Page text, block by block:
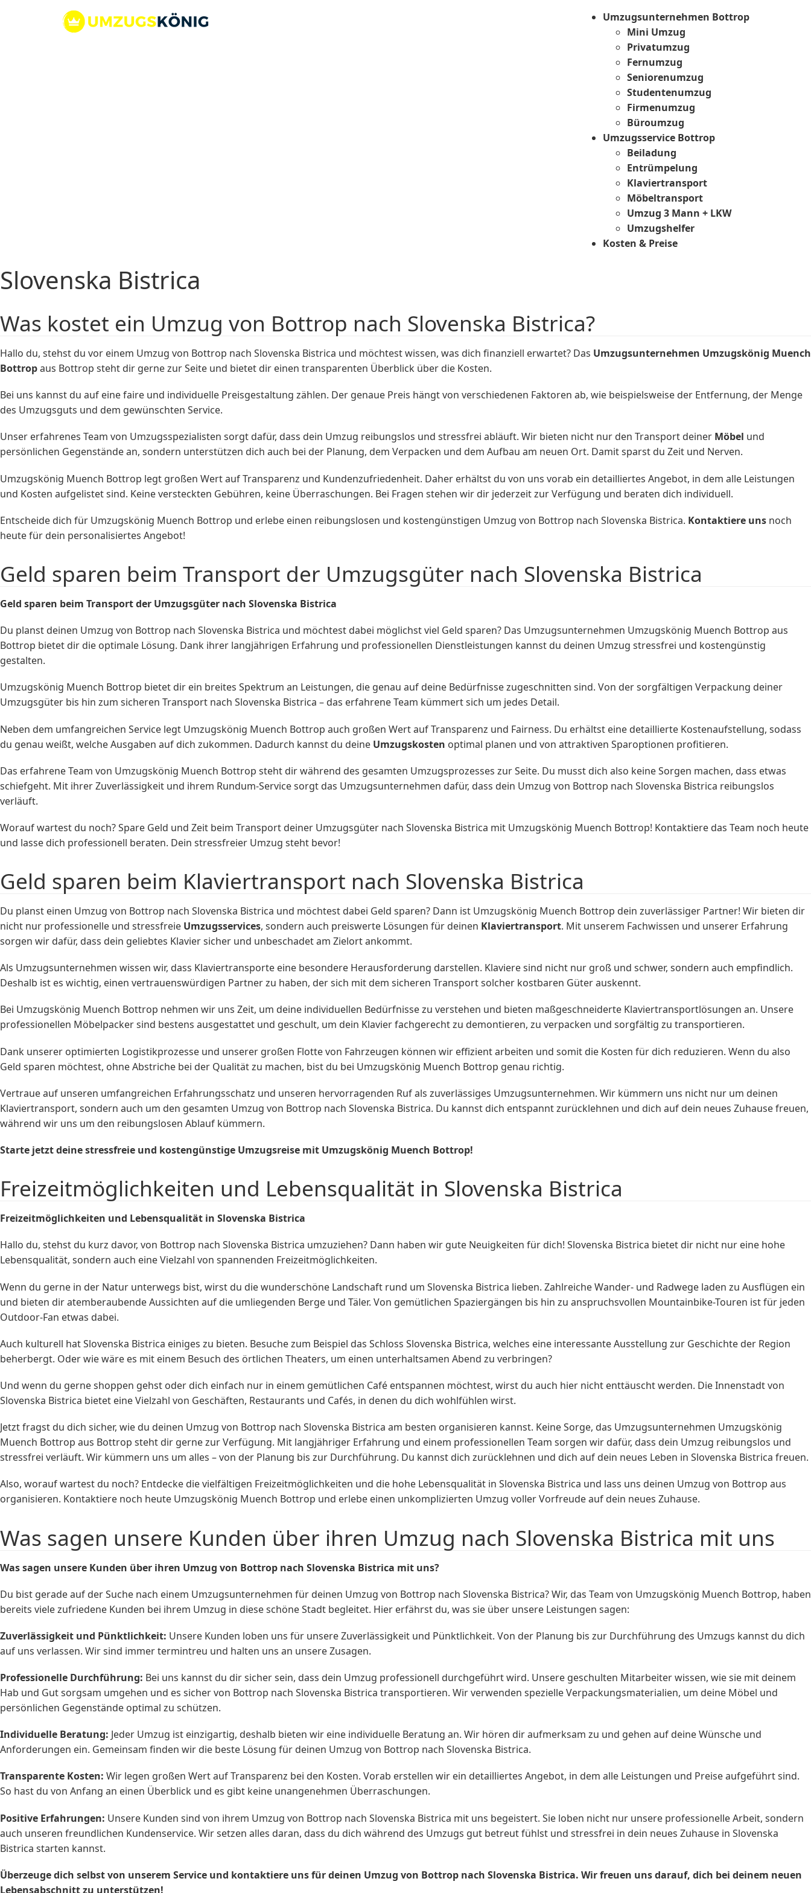
Umzugsunternehmen Bottrop
Mini Umzug
Privatumzug
Fernumzug
Seniorenumzug
Studentenumzug
Firmenumzug
Büroumzug
Umzugsservice Bottrop
Beiladung
Entrümpelung
Klaviertransport
Möbeltransport
Umzug 3 Mann + LKW
Umzugshelfer
Kosten & Preise
Slovenska Bistrica
Was kostet ein Umzug von Bottrop nach Slovenska Bistrica?
Hallo du, stehst du vor einem Umzug von Bottrop nach Slovenska Bistrica und möchtest wissen, was dich finanziell erwartet? Das Umzugsunternehmen Umzugskönig Muench
Bottropaus Bottrop steht dir gerne zur Seite und bietet dir einen transparenten Überblick über die Kosten.
Bei uns kannst du auf eine faire und individuelle Preisgestaltung zählen. Der genaue Preis hängt von verschiedenen Faktoren ab, wie beispielsweise der Entfernung, der Menge
des Umzugsguts und dem gewünschten Service.
Unser erfahrenes Team von Umzugsspezialisten sorgt dafür, dass dein Umzug reibungslos und stressfrei abläuft. Wir bieten nicht nur den Transport deiner Möbel und
persönlichen Gegenstände an, sondern unterstützen dich auch bei der Planung, dem Verpacken und dem Aufbau am neuen Ort. Damit sparst du Zeit und Nerven.
Umzugskönig Muench Bottrop legt großen Wert auf Transparenz und Kundenzufriedenheit. Daher erhältst du von uns vorab ein detailliertes Angebot, in dem alle Leistungen
und Kosten aufgelistet sind. Keine versteckten Gebühren, keine Überraschungen. Bei Fragen stehen wir dir jederzeit zur Verfügung und beraten dich individuell.
Entscheide dich für Umzugskönig Muench Bottrop und erlebe einen reibungslosen und kostengünstigen Umzug von Bottrop nach Slovenska Bistrica. Kontaktiere uns noch
heute für dein personalisiertes Angebot!
Geld sparen beim Transport der Umzugsgüter nach Slovenska Bistrica
Geld sparen beim Transport der Umzugsgüter nach Slovenska Bistrica
Du planst deinen Umzug von Bottrop nach Slovenska Bistrica und möchtest dabei möglichst viel Geld sparen? Das Umzugsunternehmen Umzugskönig Muench Bottrop aus
Bottrop bietet dir die optimale Lösung. Dank ihrer langjährigen Erfahrung und professionellen Dienstleistungen kannst du deinen Umzug stressfrei und kostengünstig
gestalten.
Umzugskönig Muench Bottrop bietet dir ein breites Spektrum an Leistungen, die genau auf deine Bedürfnisse zugeschnitten sind. Von der sorgfältigen Verpackung deiner
Umzugsgüter bis hin zum sicheren Transport nach Slovenska Bistrica – das erfahrene Team kümmert sich um jedes Detail.
Neben dem umfangreichen Service legt Umzugskönig Muench Bottrop auch großen Wert auf Transparenz und Fairness. Du erhältst eine detaillierte Kostenaufstellung, sodass
du genau weißt, welche Ausgaben auf dich zukommen. Dadurch kannst du deine Umzugskosten optimal planen und von attraktiven Sparoptionen profitieren.
Das erfahrene Team von Umzugskönig Muench Bottrop steht dir während des gesamten Umzugsprozesses zur Seite. Du musst dich also keine Sorgen machen, dass etwas
schiefgeht. Mit ihrer Zuverlässigkeit und ihrem Rundum-Service sorgt das Umzugsunternehmen dafür, dass dein Umzug von Bottrop nach Slovenska Bistrica reibungslos
verläuft.
Worauf wartest du noch? Spare Geld und Zeit beim Transport deiner Umzugsgüter nach Slovenska Bistrica mit Umzugskönig Muench Bottrop! Kontaktiere das Team noch heute
und lasse dich professionell beraten. Dein stressfreier Umzug steht bevor!
Geld sparen beim Klaviertransport nach Slovenska Bistrica
Du planst einen Umzug von Bottrop nach Slovenska Bistrica und möchtest dabei Geld sparen? Dann ist Umzugskönig Muench Bottrop dein zuverlässiger Partner! Wir bieten dir
nicht nur professionelle und stressfreie Umzugsservices, sondern auch preiswerte Lösungen für deinen Klaviertransport. Mit unserem Fachwissen und unserer Erfahrung
sorgen wir dafür, dass dein geliebtes Klavier sicher und unbeschadet am Zielort ankommt.
Als Umzugsunternehmen wissen wir, dass Klaviertransporte eine besondere Herausforderung darstellen. Klaviere sind nicht nur groß und schwer, sondern auch empfindlich.
Deshalb ist es wichtig, einen vertrauenswürdigen Partner zu haben, der sich mit dem sicheren Transport solcher kostbaren Güter auskennt.
Bei Umzugskönig Muench Bottrop nehmen wir uns Zeit, um deine individuellen Bedürfnisse zu verstehen und bieten maßgeschneiderte Klaviertransportlösungen an. Unsere
professionellen Möbelpacker sind bestens ausgestattet und geschult, um dein Klavier fachgerecht zu demontieren, zu verpacken und sorgfältig zu transportieren.
Dank unserer optimierten Logistikprozesse und unserer großen Flotte von Fahrzeugen können wir effizient arbeiten und somit die Kosten für dich reduzieren. Wenn du also
Geld sparen möchtest, ohne Abstriche bei der Qualität zu machen, bist du bei Umzugskönig Muench Bottrop genau richtig.
Vertraue auf unseren umfangreichen Erfahrungsschatz und unseren hervorragenden Ruf als zuverlässiges Umzugsunternehmen. Wir kümmern uns nicht nur um deinen
Klaviertransport, sondern auch um den gesamten Umzug von Bottrop nach Slovenska Bistrica. Du kannst dich entspannt zurücklehnen und dich auf dein neues Zuhause freuen,
während wir uns um den reibungslosen Ablauf kümmern.
Starte jetzt deine stressfreie und kostengünstige Umzugsreise mit Umzugskönig Muench Bottrop!
Freizeitmöglichkeiten und Lebensqualität in Slovenska Bistrica
Freizeitmöglichkeiten und Lebensqualität in Slovenska Bistrica
Hallo du, stehst du kurz davor, von Bottrop nach Slovenska Bistrica umzuziehen? Dann haben wir gute Neuigkeiten für dich! Slovenska Bistrica bietet dir nicht nur eine hohe
Lebensqualität, sondern auch eine Vielzahl von spannenden Freizeitmöglichkeiten.
Wenn du gerne in der Natur unterwegs bist, wirst du die wunderschöne Landschaft rund um Slovenska Bistrica lieben. Zahlreiche Wander- und Radwege laden zu Ausflügen ein
und bieten dir atemberaubende Aussichten auf die umliegenden Berge und Täler. Von gemütlichen Spaziergängen bis hin zu anspruchsvollen Mountainbike-Touren ist für jeden
Outdoor-Fan etwas dabei.
Auch kulturell hat Slovenska Bistrica einiges zu bieten. Besuche zum Beispiel das Schloss Slovenska Bistrica, welches eine interessante Ausstellung zur Geschichte der Region
beherbergt. Oder wie wäre es mit einem Besuch des örtlichen Theaters, um einen unterhaltsamen Abend zu verbringen?
Und wenn du gerne shoppen gehst oder dich einfach nur in einem gemütlichen Café entspannen möchtest, wirst du auch hier nicht enttäuscht werden. Die Innenstadt von
Slovenska Bistrica bietet eine Vielzahl von Geschäften, Restaurants und Cafés, in denen du dich wohlfühlen wirst.
Jetzt fragst du dich sicher, wie du deinen Umzug von Bottrop nach Slovenska Bistrica am besten organisieren kannst. Keine Sorge, das Umzugsunternehmen Umzugskönig
Muench Bottrop aus Bottrop steht dir gerne zur Verfügung. Mit langjähriger Erfahrung und einem professionellen Team sorgen wir dafür, dass dein Umzug reibungslos und
stressfrei verläuft. Wir kümmern uns um alles – von der Planung bis zur Durchführung. Du kannst dich zurücklehnen und dich auf dein neues Leben in Slovenska Bistrica freuen.
Also, worauf wartest du noch? Entdecke die vielfältigen Freizeitmöglichkeiten und die hohe Lebensqualität in Slovenska Bistrica und lass uns deinen Umzug von Bottrop aus
organisieren. Kontaktiere noch heute Umzugskönig Muench Bottrop und erlebe einen unkomplizierten Umzug voller Vorfreude auf dein neues Zuhause.
Was sagen unsere Kunden über ihren Umzug nach Slovenska Bistrica mit uns
Was sagen unsere Kunden über ihren Umzug von Bottrop nach Slovenska Bistrica mit uns?
Du bist gerade auf der Suche nach einem Umzugsunternehmen für deinen Umzug von Bottrop nach Slovenska Bistrica? Wir, das Team von Umzugskönig Muench Bottrop, haben
bereits viele zufriedene Kunden bei ihrem Umzug in diese schöne Stadt begleitet. Hier erfährst du, was sie über unsere Leistungen sagen:
Zuverlässigkeit und Pünktlichkeit: Unsere Kunden loben uns für unsere Zuverlässigkeit und Pünktlichkeit. Von der Planung bis zur Durchführung des Umzugs kannst du dich
auf uns verlassen. Wir sind immer termintreu und halten uns an unsere Zusagen.
Professionelle Durchführung: Bei uns kannst du dir sicher sein, dass dein Umzug professionell durchgeführt wird. Unsere geschulten Mitarbeiter wissen, wie sie mit deinem
Hab und Gut sorgsam umgehen und es sicher von Bottrop nach Slovenska Bistrica transportieren. Wir verwenden spezielle Verpackungsmaterialien, um deine Möbel und
persönlichen Gegenstände optimal zu schützen.
Individuelle Beratung: Jeder Umzug ist einzigartig, deshalb bieten wir eine individuelle Beratung an. Wir hören dir aufmerksam zu und gehen auf deine Wünsche und
Anforderungen ein. Gemeinsam finden wir die beste Lösung für deinen Umzug von Bottrop nach Slovenska Bistrica.
Transparente Kosten: Wir legen großen Wert auf Transparenz bei den Kosten. Vorab erstellen wir ein detailliertes Angebot, in dem alle Leistungen und Preise aufgeführt sind.
So hast du von Anfang an einen Überblick und es gibt keine unangenehmen Überraschungen.
Positive Erfahrungen: Unsere Kunden sind von ihrem Umzug von Bottrop nach Slovenska Bistrica mit uns begeistert. Sie loben nicht nur unsere professionelle Arbeit, sondern
auch unseren freundlichen Kundenservice. Wir setzen alles daran, dass du dich während des Umzugs gut betreut fühlst und stressfrei in dein neues Zuhause in Slovenska
Bistrica starten kannst.
Überzeuge dich selbst von unserem Service und kontaktiere uns für deinen Umzug von Bottrop nach Slovenska Bistrica. Wir freuen uns darauf, dich bei deinem neuen
Lebensabschnitt zu unterstützen!